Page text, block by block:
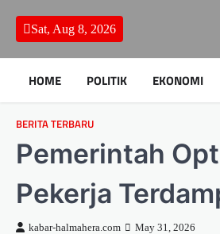
content
Sat, Aug 8, 2026
HOME POLITIK EKONOMI
BERITA TERBARU
Pemerintah
Pekerja
kabar-halmahera.com May 31, 2026